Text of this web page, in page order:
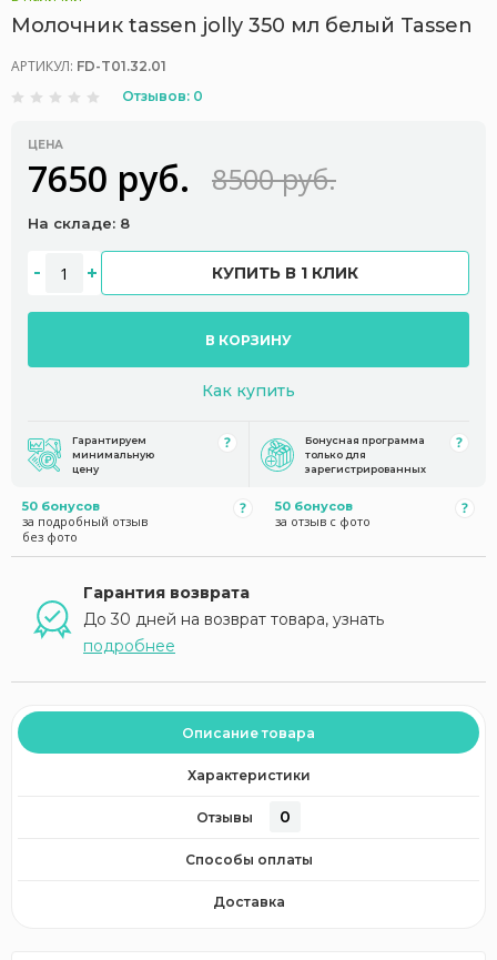
Молочник tassen jolly 350 мл белый Tassen
АРТИКУЛ: FD-T01.32.01
Отзывов: 0
ЦЕНА
7650 руб. 8500 руб.
На складе: 8
КУПИТЬ В 1 КЛИК
В КОРЗИНУ
Как купить
Гарантируем
минимальную
цену
Бонусная программа
только для
зарегистрированных
50 бонусов
за подробный отзыв
без фото
50 бонусов
за отзыв с фото
Гарантия возврата
До 30 дней на возврат товара, узнать
подробнее
Описание товара
Характеристики
Отзывы 0
Способы оплаты
Доставка